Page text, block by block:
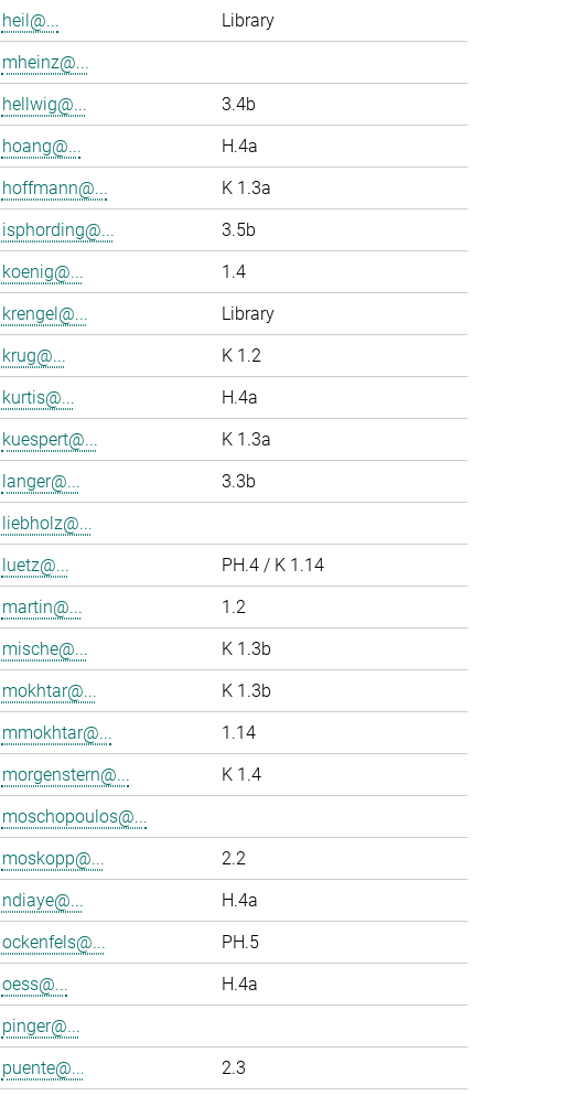
heil@...
Library
mheinz@...
hellwig@...
3.4b
hoang@...
H.4a
hoffmann@...
K 1.3a
isphording@...
3.5b
koenig@...
1.4
krengel@...
Library
krug@...
K 1.2
kurtis@...
H.4a
kuespert@...
K 1.3a
langer@...
3.3b
liebholz@...
luetz@...
PH.4 / K 1.14
martin@...
1.2
mische@...
K 1.3b
mokhtar@...
K 1.3b
mmokhtar@...
1.14
morgenstern@...
K 1.4
moschopoulos@...
moskopp@...
2.2
ndiaye@...
H.4a
ockenfels@...
PH.5
oess@...
H.4a
pinger@...
puente@...
2.3